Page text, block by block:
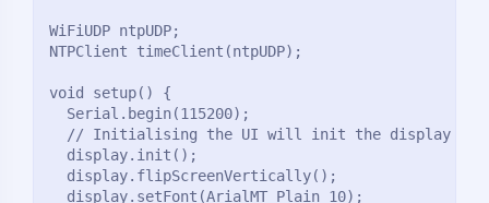
WiFiUDP ntpUDP;
NTPClient timeClient(ntpUDP);
void setup() {
  Serial.begin(115200);
// Initialising the UI will init the display
  display.init();
  display.flipScreenVertically();
  display.setFont(ArialMT_Plain_10);